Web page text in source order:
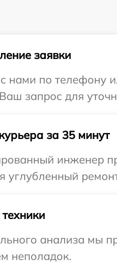
заявки
нами по телефону
запрос для
за 35 минут
инженер
углубленный
анализа мы
неполадок.